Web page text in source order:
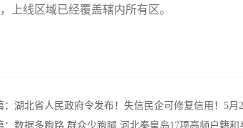
上线区域已经覆盖辖内所有区。
湖北省人民政府令发布！失信民企可修复信用！5月
数据多跑路 群众少跑腿 河北秦皇岛17项高频户籍和